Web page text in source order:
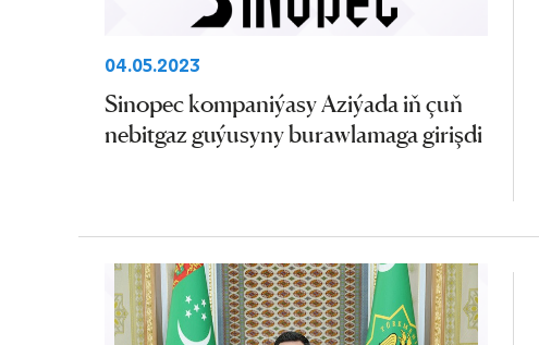
04.05.2023
Sinopec kompaniýasy Aziýada iň çuň
nebitgaz guýusyny burawlamaga girişdi